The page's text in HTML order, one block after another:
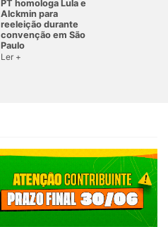
PT homologa Lula e
Alckmin para
reeleição durante
convenção em São
Paulo
Ler +